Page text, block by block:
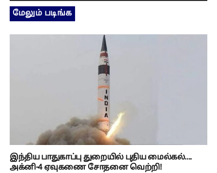
மேலும் படிங்க
இந்திய பாதுகாப்பு துறையில் புதிய மைல்கல்....
அக்னி-4 ஏவுகணை சோதனை வெற்றி!